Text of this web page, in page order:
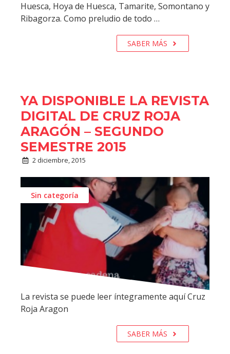
Huesca, Hoya de Huesca, Tamarite, Somontano y
Ribagorza. Como preludio de todo …
SABER MÁS
YA DISPONIBLE LA REVISTA
DIGITAL DE CRUZ ROJA
ARAGÓN – SEGUNDO
SEMESTRE 2015
2 diciembre, 2015
Sin categoría
La revista se puede leer íntegramente aquí Cruz
Roja Aragon
SABER MÁS